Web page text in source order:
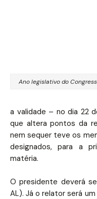
Ano legislativo do
a validade – no dia 22
que altera pontos da
nem sequer teve os
designados, para a
matéria.
O presidente deverá
AL). Já o relator será